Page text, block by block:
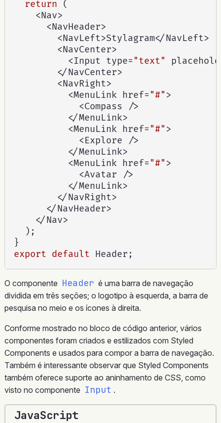
return
(
<Nav>
<NavHeader>
<NavLeft>Stylagram</NavLeft>
<NavCenter>
<Input type="text"
</NavCenter>
<NavRight>
<MenuLink href="#">
<Compass />
</MenuLink>
<MenuLink href="#">
<Explore />
</MenuLink>
<MenuLink href="#">
<Avatar />
</MenuLink>
</NavRight>
</NavHeader>
</Nav>
) ;
}
export default Header ;
O componente Header é uma barra de navegação
dividida em três seções; o logotipo à esquerda, a barra de
pesquisa no meio e os ícones à direita.
Conforme mostrado no bloco de código anterior, vários
componentes foram criados e estilizados com Styled
Components e usados ​​para compor a barra de navegação.
Também é interessante observar que Styled Components
também oferece suporte ao aninhamento de CSS, como
visto no componente Input .
JavaScript